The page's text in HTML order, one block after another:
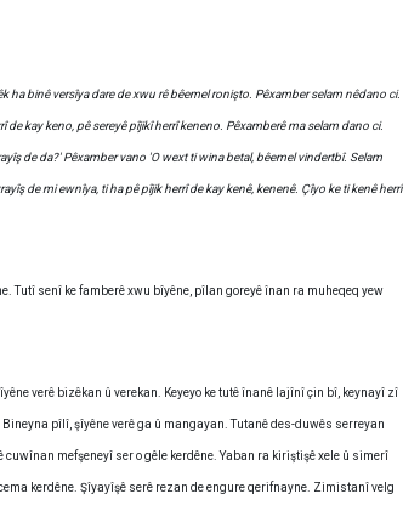
ha binê versîya dare de xwu rê bêemel ronişto. Pêxamber selam nêdano ci.
kay keno, pê sereyê pîjikî herrî keneno. Pêxamberê ma selam dano ci.
de da?' Pêxamber vano 'O wext ti wina betal, bêemel vindertbî. Selam
de mi ewnîya, ti ha pê pîjik herrî de kay kenê, kenenê. Çîyo ke ti kenê herrî
Tutî senî ke famberê xwu bîyêne, pîlan goreyê înan ra muheqeq yew
verê bizêkan û verekan. Keyeyo ke tutê înanê lajînî çin bî, keynayî zî
pîlî, şîyêne verê ga û mangayan. Tutanê des-duwês serreyan
mefşeneyî ser o gêle kerdêne. Yaban ra kiriştişê xele û simerî
kerdêne. Şîyayîşê serê rezan de engure qerifnayne. Zimistanî velg